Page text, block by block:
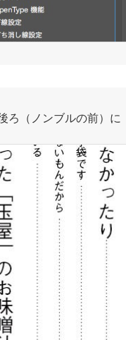
ろ（ノンブルの前）に